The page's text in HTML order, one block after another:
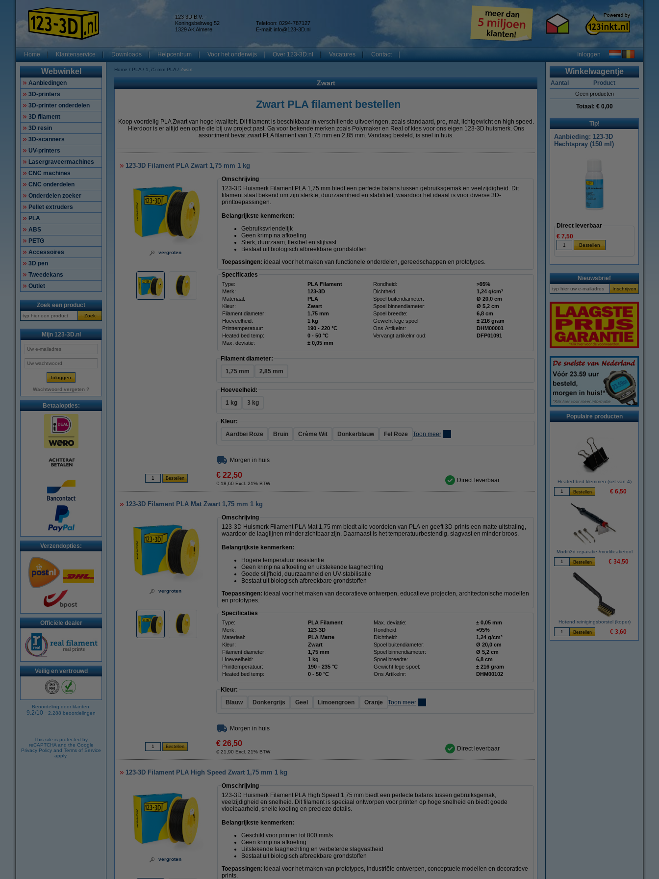
123 3D B.V.
Koningsbeltweg 52
1329 AK Almere
Telefoon: 0294-787127
E-mail: info@123-3D.nl
Home Klantenservice Downloads Helpcentrum Voor het onderwijs Over 123-3D.nl Vacatures Contact Inloggen
Webwinkel
Aanbiedingen
3D-printers
3D-printer onderdelen
3D filament
3D resin
3D-scanners
UV-printers
Lasergraveermachines
CNC machines
CNC onderdelen
Onderdelen zoeker
Pellet extruders
PLA
ABS
PETG
Accessoires
3D pen
Tweedekans
Outlet
Zoek een product
Zoek
Mijn 123-3D.nl
Wachtwoord vergeten ?
Betaalopties:
Verzendopties:
Officiële dealer
Veilig en vertrouwd
Beoordeling door klanten:
9.2/10 - 2.288 beoordelingen
This site is protected by
reCAPTCHA and the Google
Privacy Policy and Terms of Service
apply.
Home PLA 1,75 mm PLA Zwart
Zwart
Zwart PLA filament bestellen
Koop voordelig PLA Zwart van hoge kwaliteit. Dit filament is beschikbaar in verschillende uitvoeringen, zoals standaard, pro, mat, lichtgewicht en high speed.
Hierdoor is er altijd een optie die bij uw project past. Ga voor bekende merken zoals Polymaker en Real of kies voor ons eigen 123-3D huismerk. Ons
assortiment bevat zwart PLA filament van 1,75 mm en 2,85 mm. Vandaag besteld, is snel in huis.
123-3D Filament PLA Zwart 1,75 mm 1 kg
vergroten
Omschrijving
123-3D Huismerk Filament PLA 1,75 mm biedt een perfecte balans tussen gebruiksgemak en veelzijdigheid. Dit
filament staat bekend om zijn sterkte, duurzaamheid en stabiliteit, waardoor het ideaal is voor diverse 3D-
printtoepassingen.
Belangrijkste kenmerken:
Gebruiksvriendelijk
Geen krimp na afkoeling
Sterk, duurzaam, flexibel en slijtvast
Bestaat uit biologisch afbreekbare grondstoffen
Toepassingen: ideaal voor het maken van functionele onderdelen, gereedschappen en prototypes.
Specificaties
Type: PLA Filament Rondheid:
>95%
Merk:
123-3D Dichtheid:
1,24 g/cm³
Materiaal:
PLA Spoel buitendiameter:
Ø 20,0 cm
Kleur:
Zwart Spoel binnendiameter:
Ø 5,2 cm
Filament diameter:
1,75 mm Spoel breedte:
6,8 cm
Hoeveelheid:
1 kg Gewicht lege spoel:
± 216 gram
Printtemperatuur:
190 - 220 °C Ons Artikelnr:
DHM00001
Heated bed temp:
0 - 50 °C Vervangt artikelnr oud:
DFP01091
Max. deviatie:
± 0,05 mm
Filament diameter:
1,75 mm
2,85 mm
Hoeveelheid:
1 kg
3 kg
Kleur:
Aardbei Roze
Bruin Crème Wit Donkerblauw Fel Roze Toon meer
Morgen in huis
€ 22,50
€ 18,60 Excl. 21% BTW Direct leverbaar
123-3D Filament PLA Mat Zwart 1,75 mm 1 kg
vergroten
Omschrijving
123-3D Huismerk Filament PLA Mat 1,75 mm biedt alle voordelen van PLA en geeft 3D-prints een matte uitstraling,
waardoor de laaglijnen minder zichtbaar zijn. Daarnaast is het temperatuurbestendig, slagvast en minder broos.
Belangrijkste kenmerken:
Hogere temperatuur resistentie
Geen krimp na afkoeling en uitstekende laaghechting
Goede stijfheid, duurzaamheid en UV-stabilisatie
Bestaat uit biologisch afbreekbare grondstoffen
Toepassingen: ideaal voor het maken van decoratieve ontwerpen, educatieve projecten, architectonische modellen
en prototypes.
Specificaties
Type: PLA Filament Max. deviatie:
± 0,05 mm
Merk:
123-3D Rondheid:
>95%
Materiaal:
PLA Matte Dichtheid:
1,24 g/cm³
Kleur:
Zwart Spoel buitendiameter:
Ø 20,0 cm
Filament diameter:
1,75 mm Spoel binnendiameter:
Ø 5,2 cm
Hoeveelheid:
1 kg Spoel breedte:
6,8 cm
Printtemperatuur:
190 - 235 °C Gewicht lege spoel:
± 216 gram
Heated bed temp:
0 - 50 °C Ons Artikelnr: DHM00102
Kleur:
Blauw
Donkergrijs Geel Limoengroen Oranje Toon meer
Morgen in huis
€ 26,50
€ 21,90 Excl. 21% BTW Direct leverbaar
123-3D Filament PLA High Speed Zwart 1,75 mm 1 kg
vergroten
Omschrijving
123-3D Huismerk Filament PLA High Speed 1,75 mm biedt een perfecte balans tussen gebruiksgemak,
veelzijdigheid en snelheid. Dit filament is speciaal ontworpen voor printen op hoge snelheid en biedt goede
vloeibaarheid, snelle koeling en precieze details.
Belangrijkste kenmerken:
Geschikt voor printen tot 800 mm/s
Geen krimp na afkoeling
Uitstekende laaghechting en verbeterde slagvastheid
Bestaat uit biologisch afbreekbare grondstoffen
Toepassingen: ideaal voor het maken van prototypes, industriële ontwerpen, conceptuele modellen en decoratieve
prints.
Winkelwagentje
Aantal Product
Geen producten
Totaal: € 0,00
Tip!
Aanbieding: 123-3D
Hechtspray (150 ml)
Direct leverbaar
€ 7,50
Nieuwsbrief
Populaire producten
Heated bed klemmen (set van 4)
€ 6,50
Modifi3d reparatie-/modificatietool
€ 34,50
Hotend reinigingsborstel (koper)
€ 3,60